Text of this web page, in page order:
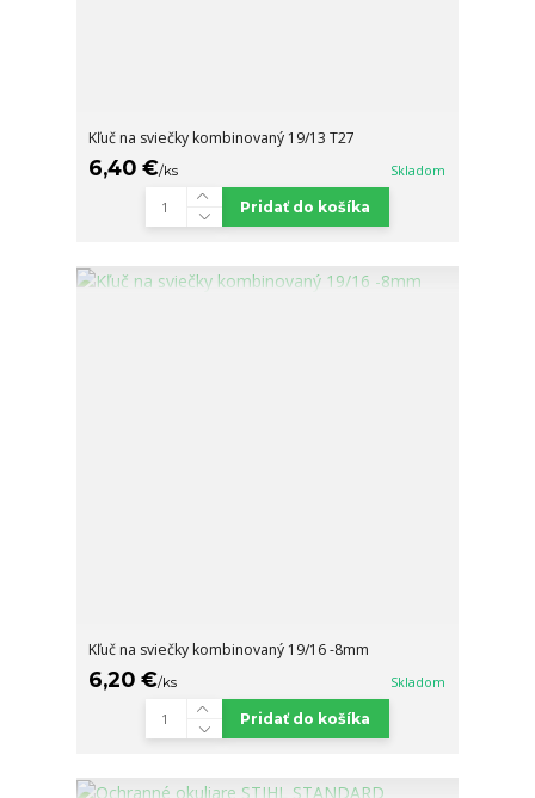
Kľuč na sviečky kombinovaný 19/13 T27
6,40 €/ks Skladom
Pridať do košíka
Kľuč na sviečky kombinovaný 19/16 -8mm
6,20 €/ks Skladom
Pridať do košíka